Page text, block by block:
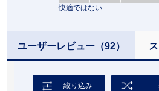
快適ではない
ユーザーレビュー（92）
絞り込み